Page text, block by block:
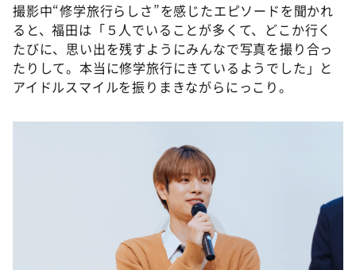
撮影中“修学旅行らしさ”を感じたエピソードを聞かれ
ると、福田は「５人でいることが多くて、どこか行く
たびに、思い出を残すようにみんなで写真を撮り合っ
たりして。本当に修学旅行にきているようでした」と
アイドルスマイルを振りまきながらにっこり。